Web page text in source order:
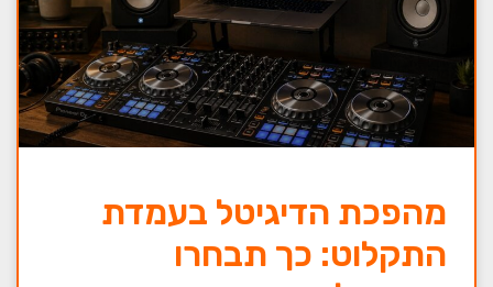
מהפכת הדיגיטל בעמדת
התקלוט: כך תבחרו